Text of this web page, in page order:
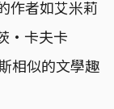
者如艾米莉
·卡夫卡
相似的文學趣